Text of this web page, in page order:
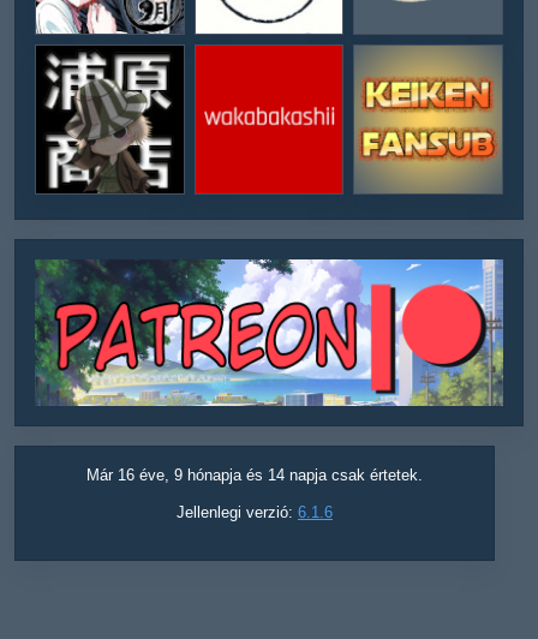
Már 16 éve, 9 hónapja és 14 napja csak értetek.
Jellenlegi verzió: 6.1.6